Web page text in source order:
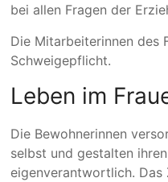
bei allen Fragen der
Die Mitarbeiterinnen des
Schweigepflicht.
Leben im
Die Bewohnerinnen
selbst und gestalten
eigenverantwortlich. Das